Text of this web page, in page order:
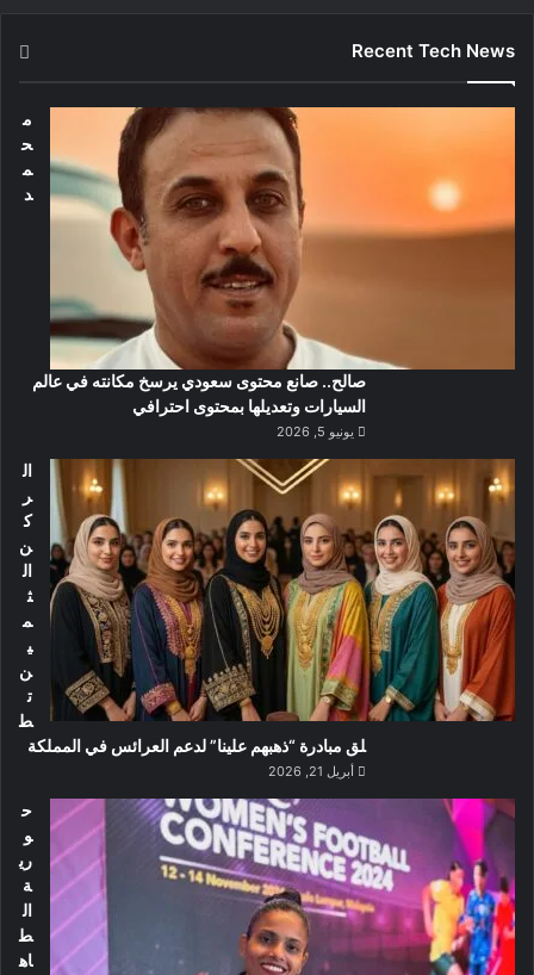
Recent Tech News
م
ح
م
د
صالح.. صانع محتوى سعودي يرسخ مكانته في عالم
السيارات وتعديلها بمحتوى احترافي
يونيو 5, 2026
ال
ر
ك
ن
ال
ث
م
ي
ن
ت
ط
لق مبادرة “ذهبهم علينا” لدعم العرائس في المملكة
أبريل 21, 2026
ح
و
ري
ة
ال
ط
اه